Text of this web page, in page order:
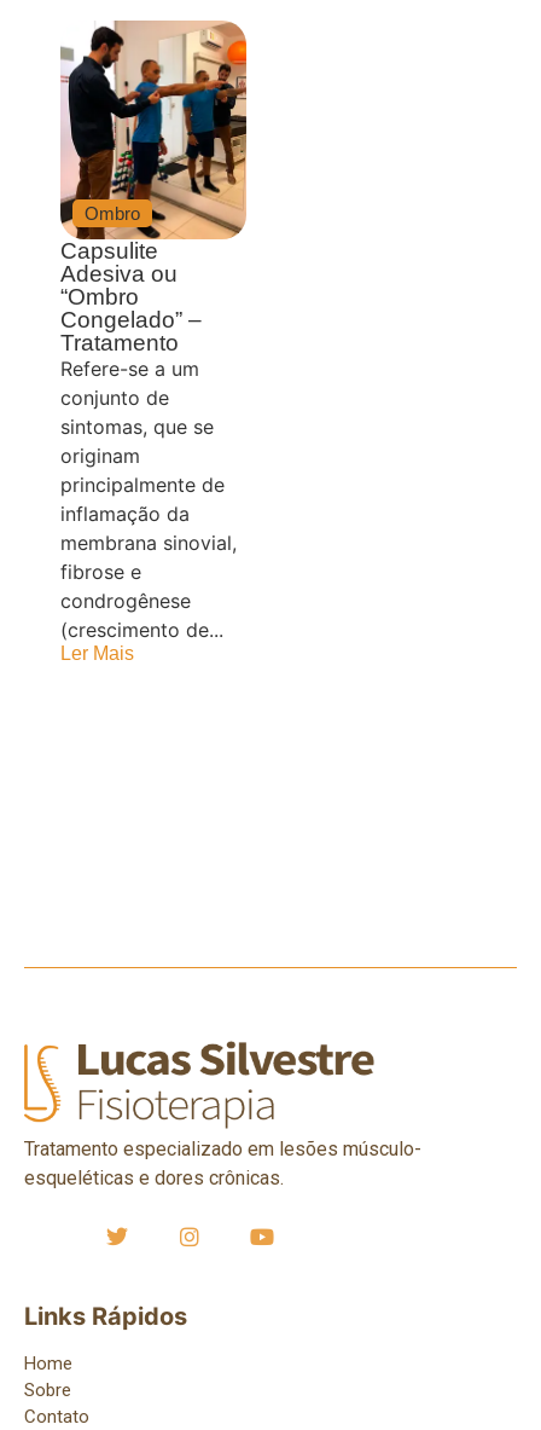
Ombro
Capsulite
Adesiva ou
“Ombro
Congelado” –
Tratamento
Refere-se a um
conjunto de
sintomas, que se
originam
principalmente de
inflamação da
membrana sinovial,
fibrose e
condrogênese
(crescimento de...
Ler Mais
Tratamento especializado em lesões músculo-
esqueléticas e dores crônicas.
Links Rápidos
Home
Sobre
Contato